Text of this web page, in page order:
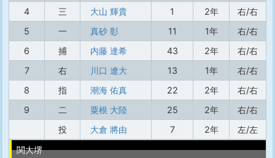
4
三 大山 輝貴 1 2年
右/右
5
一 真砂 彰 11 1年
右/右
6
捕 内藤 達希 43 2年
右/右
7
右 川口 遼大 13 1年
右/右
8
指 潮海 佑真 22 2年
右/右
9
二 粟根 大陸 25 2年
右/右
投
大倉 將由 7 2年
左/左
関大堺